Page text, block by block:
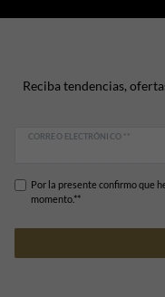
Reciba tendencias,
CORREO ELECTRÓNICO **
Por la presente confirmo que
momento.**